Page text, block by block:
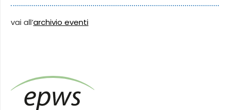
vai all’archivio eventi